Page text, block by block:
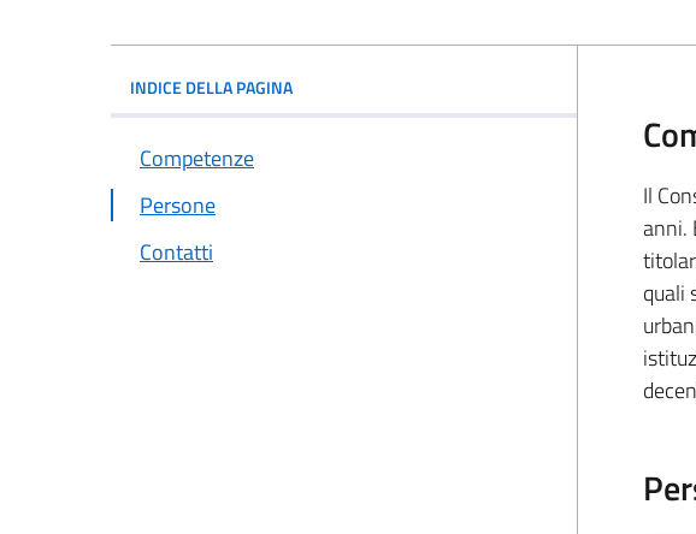
INDICE DELLA PAGINA
Competenze
Persone
Contatti
Il
anni.
quali